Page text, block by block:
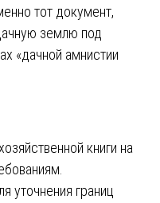
тот документ,
землю под
«дачной амнистии
книги на
уточнения границ